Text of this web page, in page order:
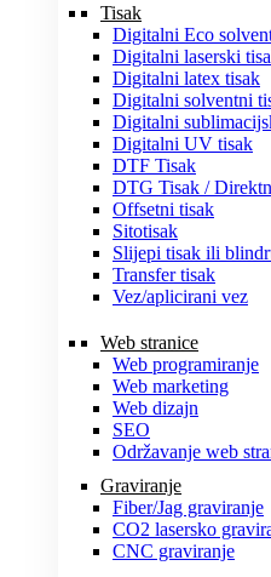
Tisak
Digitalni Eco
Digitalni laserski
Digitalni latex tisak
Digitalni solventni
Digitalni
Digitalni UV tisak
DTF Tisak
DTG Tisak /
Offsetni tisak
Sitotisak
Slijepi tisak ili
Transfer tisak
Vez/aplicirani vez
Web stranice
Web programiranje
Web marketing
Web dizajn
SEO
Održavanje web
Graviranje
Fiber/Jag graviranje
CO2 lasersko
CNC graviranje